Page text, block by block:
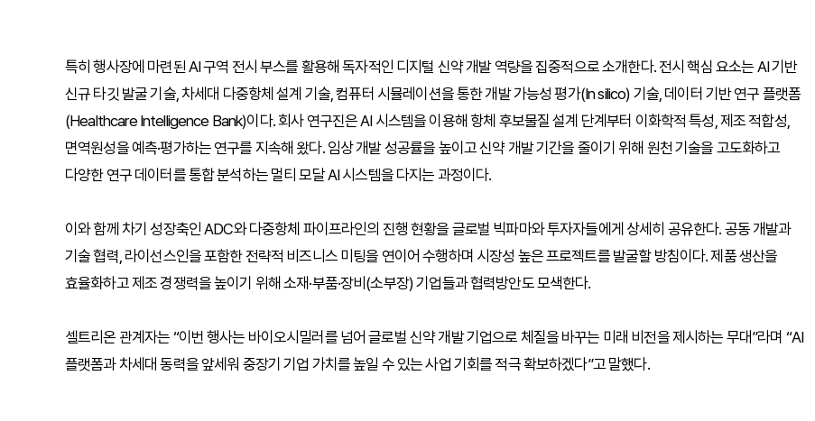
특히 행사장에 마련된 AI 구역 전시 부스를 활용해 독자적인 디지털 신약 개발 역량을 집중적으로 소개한다. 전시 핵심 요소는 AI 기반
신규 타깃 발굴 기술, 차세대 다중항체 설계 기술, 컴퓨터 시뮬레이션을 통한 개발 가능성 평가(In silico) 기술, 데이터 기반 연구 플랫폼
(Healthcare Intelligence Bank)이다. 회사 연구진은 AI 시스템을 이용해 항체 후보물질 설계 단계부터 이화학적 특성, 제조 적합성,
면역원성을 예측·평가하는 연구를 지속해 왔다. 임상 개발 성공률을 높이고 신약 개발 기간을 줄이기 위해 원천 기술을 고도화하고
다양한 연구 데이터를 통합 분석하는 멀티 모달 AI 시스템을 다지는 과정이다.
이와 함께 차기 성장축인 ADC와 다중항체 파이프라인의 진행 현황을 글로벌 빅파마와 투자자들에게 상세히 공유한다. 공동 개발과
기술 협력, 라이선스인을 포함한 전략적 비즈니스 미팅을 연이어 수행하며 시장성 높은 프로젝트를 발굴할 방침이다. 제품 생산을
효율화하고 제조 경쟁력을 높이기 위해 소재·부품·장비(소부장) 기업들과 협력방안도 모색한다.
셀트리온 관계자는 “이번 행사는 바이오시밀러를 넘어 글로벌 신약 개발 기업으로 체질을 바꾸는 미래 비전을 제시하는 무대”라며 “AI
플랫폼과 차세대 동력을 앞세워 중장기 기업 가치를 높일 수 있는 사업 기회를 적극 확보하겠다”고 말했다.